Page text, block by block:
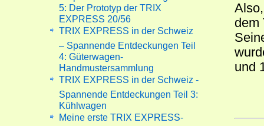
dem
und
5: Der Prototyp der TRIX
EXPRESS 20/56
TRIX EXPRESS in der Schweiz
– Spannende Entdeckungen Teil
4: Güterwagen-
Handmustersammlung
TRIX EXPRESS in der Schweiz -
Spannende Entdeckungen Teil 3:
Kühlwagen
Meine erste TRIX EXPRESS-